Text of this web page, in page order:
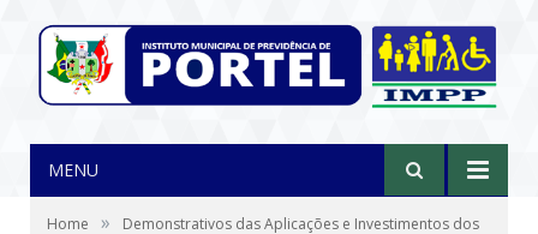
MENU
Home »
Demonstrativos das Aplicações e Investimentos dos